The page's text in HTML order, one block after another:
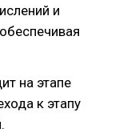
и
на этапе
к этапу